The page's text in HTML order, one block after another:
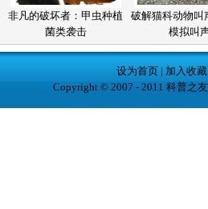
非凡的破坏者：甲虫种植
菌类袭击
破解猫科动物叫
模拟叫
设为首页| 加入收藏
Copyright © 2007 - 2011 科普之